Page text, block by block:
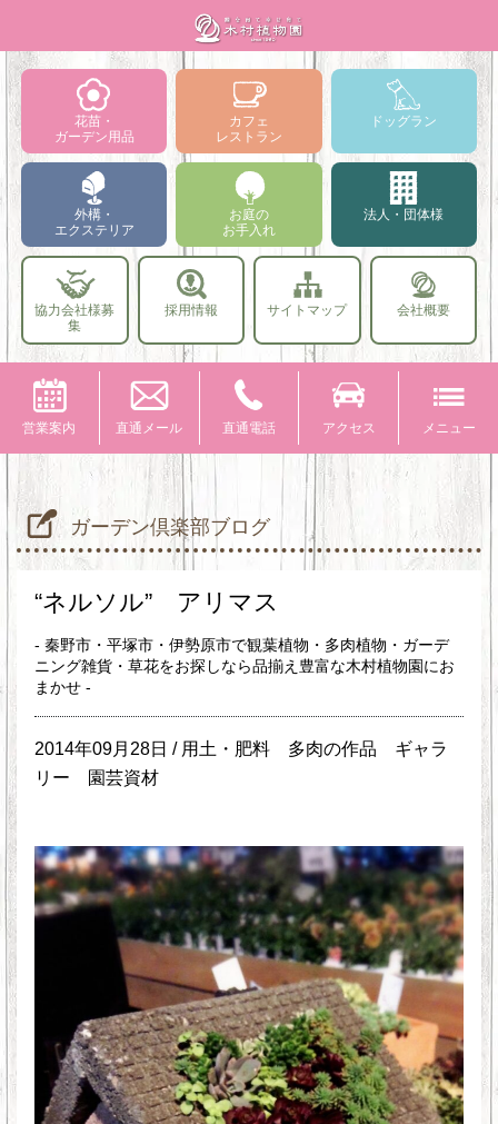
花苗・
ガーデン用品
カフェ
レストラン
ドッグラン
外構・
エクステリア
お庭の
お手入れ
法人・団体様
協力会社様募
集
採用情報 サイトマップ 会社概要
営業案内 直通メール 直通電話 アクセス メニュー
ガーデン倶楽部ブログ
“ネルソル” アリマス
- 秦野市・平塚市・伊勢原市で観葉植物・多肉植物・ガーデ
ニング雑貨・草花をお探しなら品揃え豊富な木村植物園にお
まかせ -
2014年09月28日 / 用土・肥料 多肉の作品
ギャラ
リー
園芸資材